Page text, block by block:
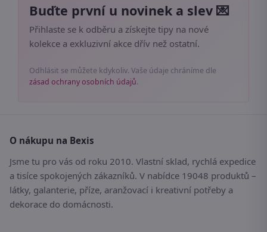
Buďte první u novinek a slev 💌
Přihlaste se k odběru a získejte tipy na nové
kolekce a exkluzivní akce dřív než ostatní.
Odhlásit se můžete kdykoliv. Vaše údaje chráníme dle
zásad ochrany osobních údajů.
O nákupu na Bexis
Jsme tu pro vás od roku 2010. Vlastní sklad, rychlá expedice
a tisíce spokojených zákazníků. V nabídce 19048 produktů –
látky, galanterie, příze, aranžovací i kreativní potřeby a
dekorace do domácnosti.